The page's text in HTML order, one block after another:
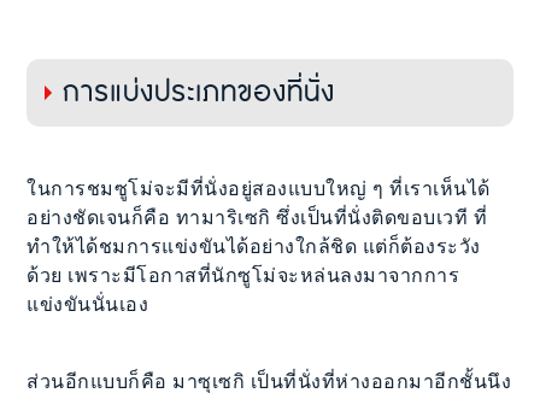
การแบ่งประเภทของที่นั่ง
ในการชมซูโม่จะมีที่นั่งอยู่สองแบบใหญ่ ๆ ที่เราเห็นได้
อย่างชัดเจนก็คือ ทามาริเซกิ ซึ่งเป็นที่นั่งติดขอบเวที ที่
ทำให้ได้ชมการแข่งขันได้อย่างใกล้ชิด แต่ก็ต้องระวัง
ด้วย เพราะมีโอกาสที่นักซูโม่จะหล่นลงมาจากการ
แข่งขันนั่นเอง
ส่วนอีกแบบก็คือ มาซุเซกิ เป็นที่นั่งที่ห่างออกมาอีกชั้นนึง